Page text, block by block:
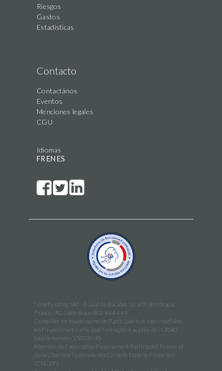
Riesgos
Gastos
Estadísticas
Contacto
Contactános
Eventos
Menciones legales
CGU
Idiomas
FR EN ES
WineFunding SAS · 4 quai de Bacalan, 33 300 Bordeaux,
France · RCS Bordeaux 802 844 449
Conseiller en Investissements Participatifs et Intermédiaire
en Financement Participatif enregistré auprès de l'ORIAS
sous le numéro 15003095
Membre de l'association Financement Participatif France et
de la Chambre Nationale des Conseils Experts Financiers
(CNCEF)